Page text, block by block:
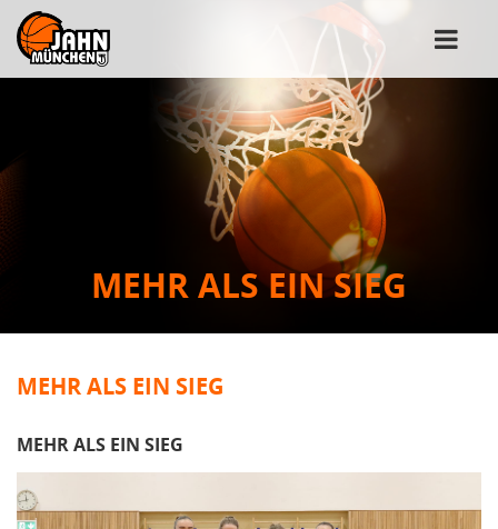
MEHR ALS EIN SIEG
MEHR ALS EIN SIEG
MEHR ALS EIN SIEG